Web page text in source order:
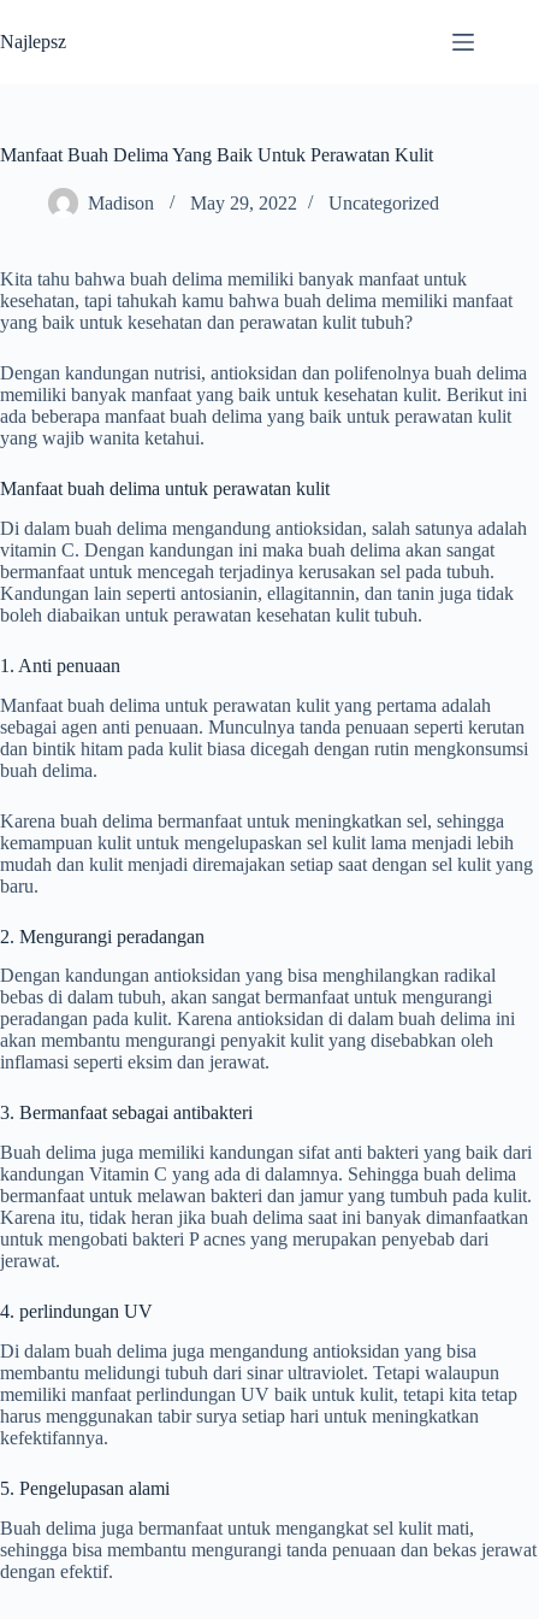
to
content
Najlepsz
Manfaat Buah Delima Yang Baik Untuk Perawatan Kulit
Madison May 29, 2022 Uncategorized
Kita tahu bahwa buah delima memiliki banyak manfaat untuk
kesehatan, tapi tahukah kamu bahwa buah delima memiliki manfaat
yang baik untuk kesehatan dan perawatan kulit tubuh?
Dengan kandungan nutrisi, antioksidan dan polifenolnya buah delima
memiliki banyak manfaat yang baik untuk kesehatan kulit. Berikut ini
ada beberapa manfaat buah delima yang baik untuk perawatan kulit
yang wajib wanita ketahui.
Manfaat buah delima untuk perawatan kulit
Di dalam buah delima mengandung antioksidan, salah satunya adalah
vitamin C. Dengan kandungan ini maka buah delima akan sangat
bermanfaat untuk mencegah terjadinya kerusakan sel pada tubuh.
Kandungan lain seperti antosianin, ellagitannin, dan tanin juga tidak
boleh diabaikan untuk perawatan kesehatan kulit tubuh.
1. Anti penuaan
Manfaat buah delima untuk perawatan kulit yang pertama adalah
sebagai agen anti penuaan. Munculnya tanda penuaan seperti kerutan
dan bintik hitam pada kulit biasa dicegah dengan rutin mengkonsumsi
buah delima.
Karena buah delima bermanfaat untuk meningkatkan sel, sehingga
kemampuan kulit untuk mengelupaskan sel kulit lama menjadi lebih
mudah dan kulit menjadi diremajakan setiap saat dengan sel kulit yang
baru.
2. Mengurangi peradangan
Dengan kandungan antioksidan yang bisa menghilangkan radikal
bebas di dalam tubuh, akan sangat bermanfaat untuk mengurangi
peradangan pada kulit. Karena antioksidan di dalam buah delima ini
akan membantu mengurangi penyakit kulit yang disebabkan oleh
inflamasi seperti eksim dan jerawat.
3. Bermanfaat sebagai antibakteri
Buah delima juga memiliki kandungan sifat anti bakteri yang baik dari
kandungan Vitamin C yang ada di dalamnya. Sehingga buah delima
bermanfaat untuk melawan bakteri dan jamur yang tumbuh pada kulit.
Karena itu, tidak heran jika buah delima saat ini banyak dimanfaatkan
untuk mengobati bakteri P acnes yang merupakan penyebab dari
jerawat.
4. perlindungan UV
Di dalam buah delima juga mengandung antioksidan yang bisa
membantu melidungi tubuh dari sinar ultraviolet. Tetapi walaupun
memiliki manfaat perlindungan UV baik untuk kulit, tetapi kita tetap
harus menggunakan tabir surya setiap hari untuk meningkatkan
kefektifannya.
5. Pengelupasan alami
Buah delima juga bermanfaat untuk mengangkat sel kulit mati,
sehingga bisa membantu mengurangi tanda penuaan dan bekas jerawat
dengan efektif.